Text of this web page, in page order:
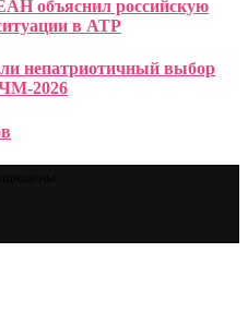
объяснил российскую
в АТР
непатриотичный выбор
ЧМ-2026